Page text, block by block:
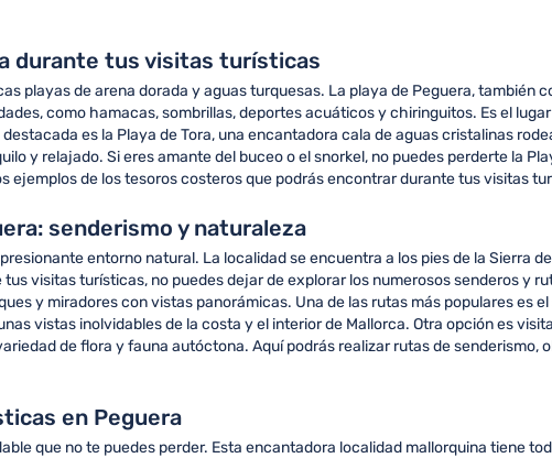
durante tus visitas turísticas
playas de arena dorada y aguas turquesas. La playa de Peguera, también
como hamacas, sombrillas, deportes acuáticos y chiringuitos. Es el
es la Playa de Tora, una encantadora cala de aguas cristalinas
y relajado. Si eres amante del buceo o el snorkel, no puedes perderte la
ejemplos de los tesoros costeros que podrás encontrar durante tus visitas
senderismo y naturaleza
entorno natural. La localidad se encuentra a los pies de la Sierra
visitas turísticas, no puedes dejar de explorar los numerosos senderos y
y miradores con vistas panorámicas. Una de las rutas más populares es
vistas inolvidables de la costa y el interior de Mallorca. Otra opción es
de flora y fauna autóctona. Aquí podrás realizar rutas de senderismo,
en Peguera
que no te puedes perder. Esta encantadora localidad mallorquina tiene